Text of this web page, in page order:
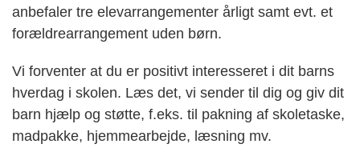
anbefaler tre elevarrangementer årligt samt evt. et
forældrearrangement uden børn.
Vi forventer at du er positivt interesseret i dit barns
hverdag i skolen. Læs det, vi sender til dig og giv dit
barn hjælp og støtte, f.eks. til pakning af skoletaske,
madpakke, hjemmearbejde, læsning mv.